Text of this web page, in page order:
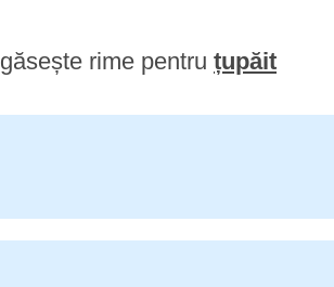
găsește rime pentru țupăit